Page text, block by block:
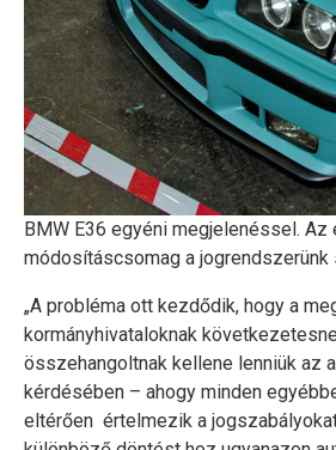
BMW E36 egyéni megjelenéssel. Az
módosításcsomag a
„A probléma ott kezdődik, hogy a
kormányhivataloknak
összehangoltnak kellene lenniük az
kérdésében – ahogy minden
eltérően értelmezik a